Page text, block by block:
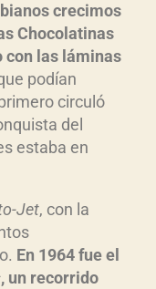
crecimos
Chocolatinas
con las láminas
podían
circuló
del
estaba en
Jet, con la
En 1964 fue el
, un recorrido